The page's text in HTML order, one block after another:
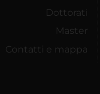
Dottorati
Master
Contatti e mappa